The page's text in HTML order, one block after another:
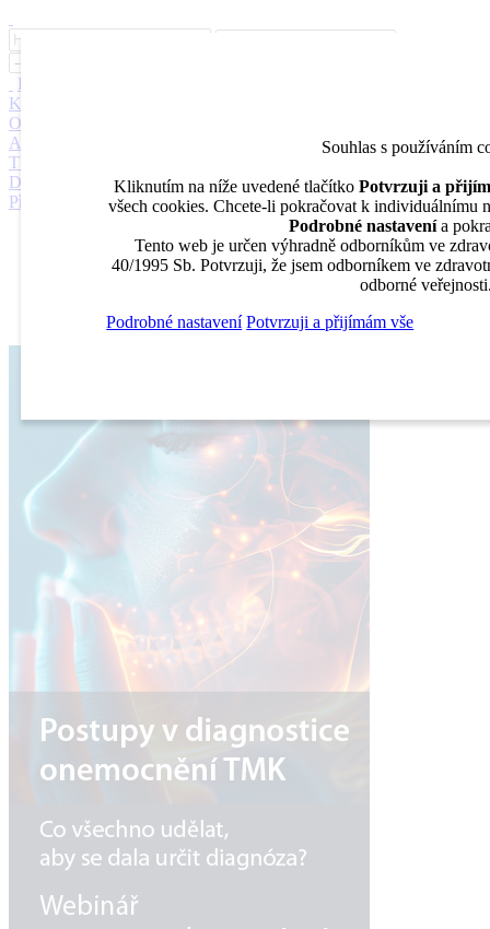
Inzerce
Kariérní poradenství
O nás
AKADEMIE
DENTAL JOBS STOMATEAM
TV
DentalJobs.cz
menu search
Přihlásit
Moje inzeráty
Kariérní poradenství
Souhlas s používáním
Kliknutím na níže uvedené tlačítko Potvrzuji a
všech cookies. Chcete-li pokračovat k individuálnímu
Podrobné nastavenía
Tento web je určen výhradně odborníkům ve
40/1995 Sb. Potvrzuji, že jsem odborníkem ve
odborné
Podrobné nastavení Potvrzuji a přijímám vše